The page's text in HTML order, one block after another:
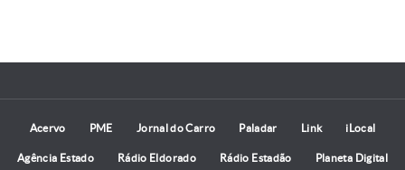
Acervo PME Jornal do Carro Paladar Link iLocal
Agência Estado Rádio Eldorado Rádio Estadão Planeta Digital